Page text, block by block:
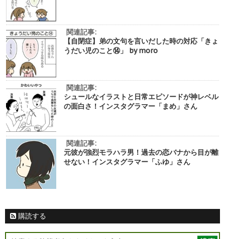
関連記事:
【自閉症】弟の文句を言いだした時の対応「きょ
うだい児のこと⑭」 by moro
関連記事:
シュールなイラストと日常エピソードが神レベル
の面白さ！インスタグラマー「まめ」さん
関連記事:
元彼が強烈モラハラ男！過去の恋バナから目が離
せない！インスタグラマー「ふゆ」さん
購読する